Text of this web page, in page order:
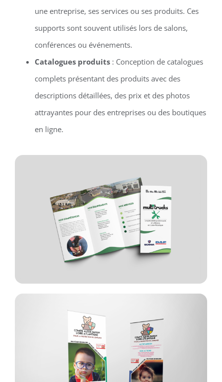
une entreprise, ses services ou ses produits. Ces
supports sont souvent utilisés lors de salons,
conférences ou événements.
Catalogues produits: Conception de catalogues
complets présentant des produits avec des
descriptions détaillées, des prix et des photos
attrayantes pour des entreprises ou des boutiques
en ligne.